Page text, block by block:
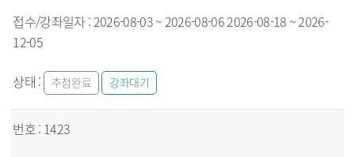
2026-08-03 ~ 2026-08-062026-08-18 ~ 2026-
12-05
추첨완료 강좌대기
1423